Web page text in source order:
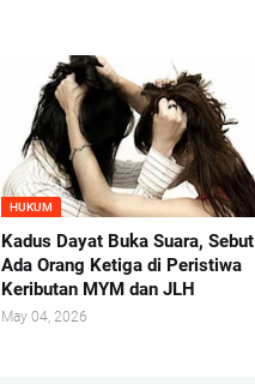
HUKUM
Kadus Dayat Buka Suara, Sebut
Ada Orang Ketiga di Peristiwa
Keributan MYM dan JLH
May 04, 2026